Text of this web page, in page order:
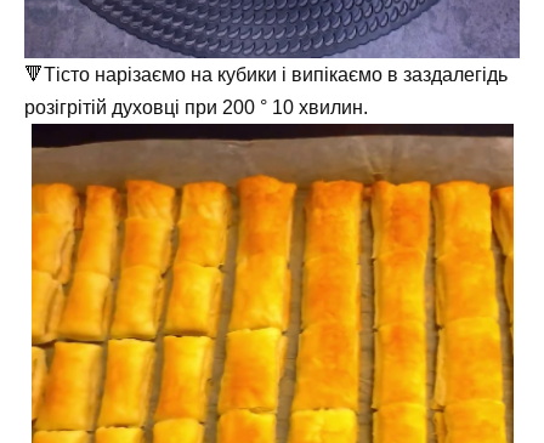
🔻Тісто нарізаємо на кубики і випікаємо в заздалегідь
розігрітій духовці при 200 ° 10 хвилин.